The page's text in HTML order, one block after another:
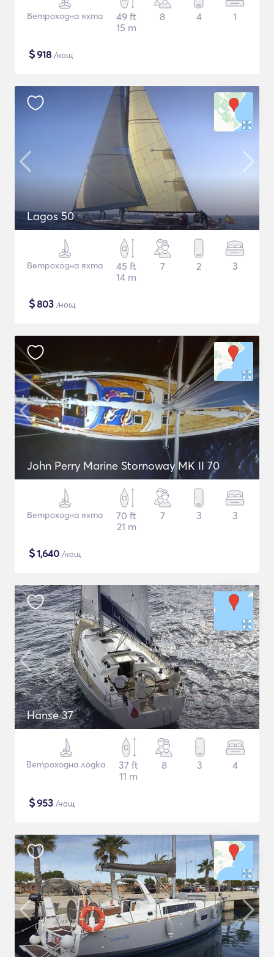
Ветроходна яхта
49 ft
15 m
8 4 1
$918 /нощ
Lagos 50
Ветроходна яхта
45 ft
14 m
7 2 3
$803 /нощ
John Perry Marine Stornoway MK II 70
Ветроходна яхта
70 ft
21 m
7 3 3
$1,640 /нощ
Hanse 37
Ветроходна лодка
37 ft
11 m
8 3 4
$953 /нощ